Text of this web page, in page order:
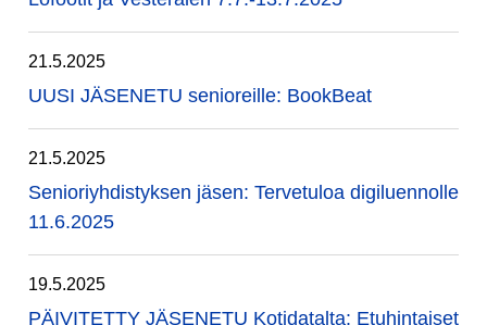
21.5.2025
UUSI JÄSENETU senioreille: BookBeat
21.5.2025
Senioriyhdistyksen jäsen: Tervetuloa digiluennolle
11.6.2025
19.5.2025
PÄIVITETTY JÄSENETU Kotidatalta: Etuhintaiset